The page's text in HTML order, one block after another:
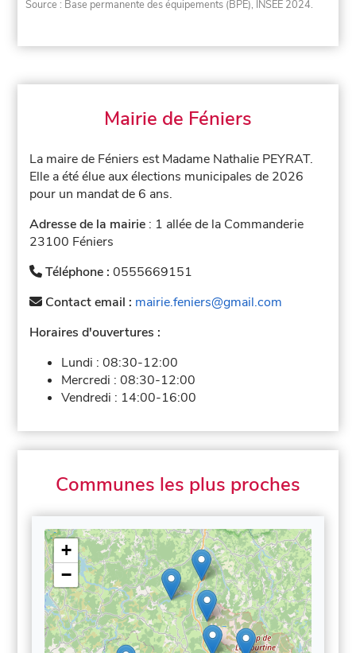
Source : Base permanente des équipements (BPE), INSEE 2024.
Mairie de Féniers
La maire de Féniers est Madame Nathalie PEYRAT.
Elle a été élue aux élections municipales de 2026
pour un mandat de 6 ans.
Adresse de la mairie : 1 allée de la Commanderie
23100 Féniers
Téléphone :0555669151
Contact email : mairie.feniers@gmail.com
Horaires d'ouvertures :
Lundi :08:30-12:00
Mercredi :08:30-12:00
Vendredi : 14:00-16:00
Communes les plus proches
+
−